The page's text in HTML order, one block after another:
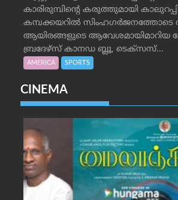
കാരിരുമ്പിന്റെ കരുത്തുമായി
കമ്പക്കയറില്‍
ആയിരങ്ങളുടെ ആവേശമായിമാറിയ
ബ്രദേഴ്‌സ് കാനഡ ബ്ലൂ, ടെക്‌സസ്...
AMERICA SPORTS
CINEMA